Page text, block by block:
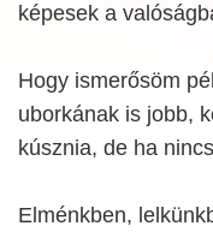
képesek a
Hogy ismerősöm
uborkának is jobb,
kúsznia, de ha
Elménkben,